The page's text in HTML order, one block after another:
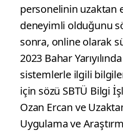
personelinin uzaktan
deneyimli olduğunu
sonra, online olarak
2023 Bahar
sistemlerle ilgili
için sözü SBTÜ Bilgi
Ozan Ercan ve
Uygulama ve